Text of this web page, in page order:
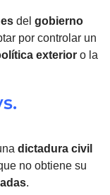
del gobierno
por controlar un
exterior o la
dictadura civil
no obtiene su
.